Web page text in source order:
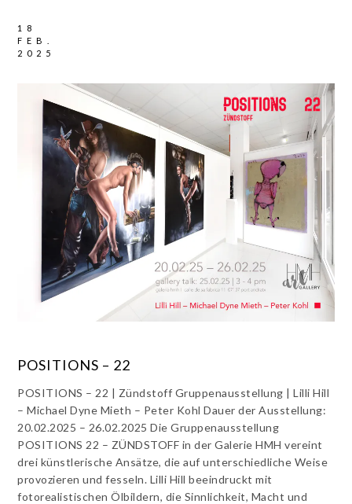
18
FEB.
2025
POSITIONS – 22
POSITIONS – 22 | Zündstoff Gruppenausstellung | Lilli Hill
– Michael Dyne Mieth – Peter Kohl Dauer der Ausstellung:
20.02.2025 – 26.02.2025 Die Gruppenausstellung
POSITIONS 22 – ZÜNDSTOFF in der Galerie HMH vereint
drei künstlerische Ansätze, die auf unterschiedliche Weise
provozieren und fesseln. Lilli Hill beeindruckt mit
fotorealistischen Ölbildern, die Sinnlichkeit, Macht und